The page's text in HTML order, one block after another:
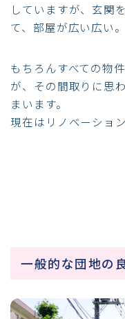
していますが、玄関
て、部屋が広い広い。
もちろんすべての物
が、その間取りに思
まいます。
現在はリノベーショ
一般的な団地の